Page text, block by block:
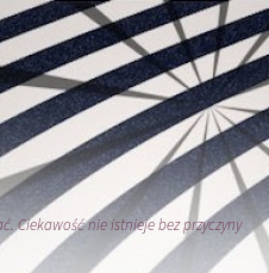
Ciekawość nie istnieje bez przyczyny